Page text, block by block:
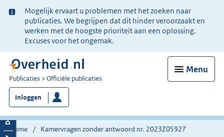
Ter
informatie:
Mogelijk ervaart u problemen met het zoeken naar
publicaties. We begrijpen dat dit hinder veroorzaakt en
werken met de hoogste prioriteit aan een oplossing.
Excuses voor het ongemak.
Menu
U
bent
nu
hier:
Publicaties Officiële publicaties
Inloggen
Home Kamervragen zonder antwoord nr. 2023Z05927